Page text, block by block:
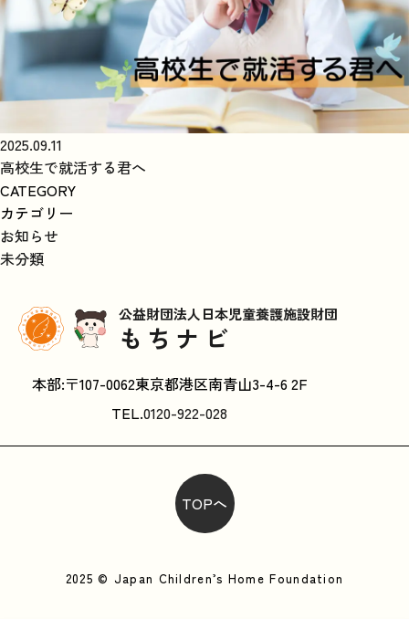
2025.09.11
高校生で就活する君へ
CATEGORY
カテゴリー
お知らせ
未分類
公益財団法人日本児童養護施設財団
もちナビ
本部:〒107-0062東京都港区南青山3-4-6 2F
TEL.0120-922-028
TOPへ
2025 © Japan Children’s Home Foundation